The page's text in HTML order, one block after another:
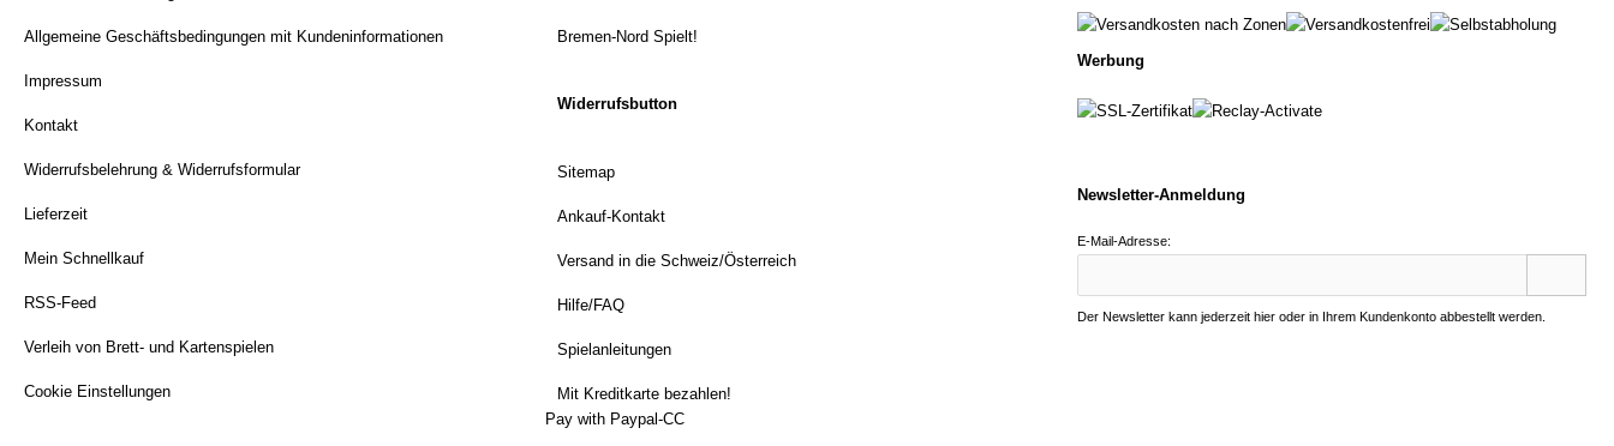
Allgemeine Geschäftsbedingungen mit Kundeninformationen
Impressum
Kontakt
Widerrufsbelehrung & Widerrufsformular
Lieferzeit
Mein Schnellkauf
RSS-Feed
Verleih von Brett- und Kartenspielen
Cookie Einstellungen
Bremen-Nord Spielt!
Widerrufsbutton
Sitemap
Ankauf-Kontakt
Versand in die Schweiz/Österreich
Hilfe/FAQ
Spielanleitungen
Mit Kreditkarte bezahlen!
Pay with Paypal-CC
Werbung
Newsletter-Anmeldung
E-Mail-Adresse:
Der Newsletter kann jederzeit hier oder in Ihrem Kundenkonto abbestellt werden.